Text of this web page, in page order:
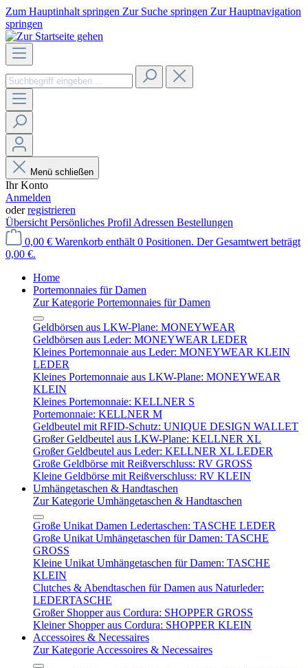
Zum Hauptinhalt springen Zur Suche springen Zur Hauptnavigation
springen
Menü schließen
Ihr Konto
Anmelden
oderregistrieren
Übersicht Persönliches Profil Adressen Bestellungen
0,00 € Warenkorb enthält 0 Positionen. Der Gesamtwert beträgt
0,00 €.
Home
Portemonnaies für Damen
Zur Kategorie Portemonnaies für Damen
Geldbörsen aus LKW-Plane: MONEYWEAR
Geldbörsen aus Leder: MONEYWEAR LEDER
Kleines Portemonnaie aus Leder: MONEYWEAR KLEIN
LEDER
Kleines Portemonnaie aus LKW-Plane: MONEYWEAR
KLEIN
Kleines Portemonnaie: KELLNER S
Portemonnaie: KELLNER M
Geldbeutel mit RFID-Schutz: UNIQUE DESIGN WALLET
Großer Geldbeutel aus LKW-Plane: KELLNER XL
Großer Geldbeutel aus Leder: KELLNER XL LEDER
Große Geldbörse mit Reißverschluss: RV GROSS
Kleine Geldbörse mit Reißverschluss: RV KLEIN
Umhängetaschen & Handtaschen
Zur Kategorie Umhängetaschen & Handtaschen
Große Unikat Damen Ledertaschen: TASCHE LEDER
Große Unikat Umhängetaschen für Damen: TASCHE
GROSS
Kleine Unikat Umhängetaschen für Damen: TASCHE
KLEIN
Clutches & Abendtaschen für Damen aus Naturleder:
LEDERTASCHE
Großer Shopper aus Cordura: SHOPPER GROSS
Kleiner Shopper aus Cordura: SHOPPER KLEIN
Accessoires & Necessaires
Zur Kategorie Accessoires & Necessaires